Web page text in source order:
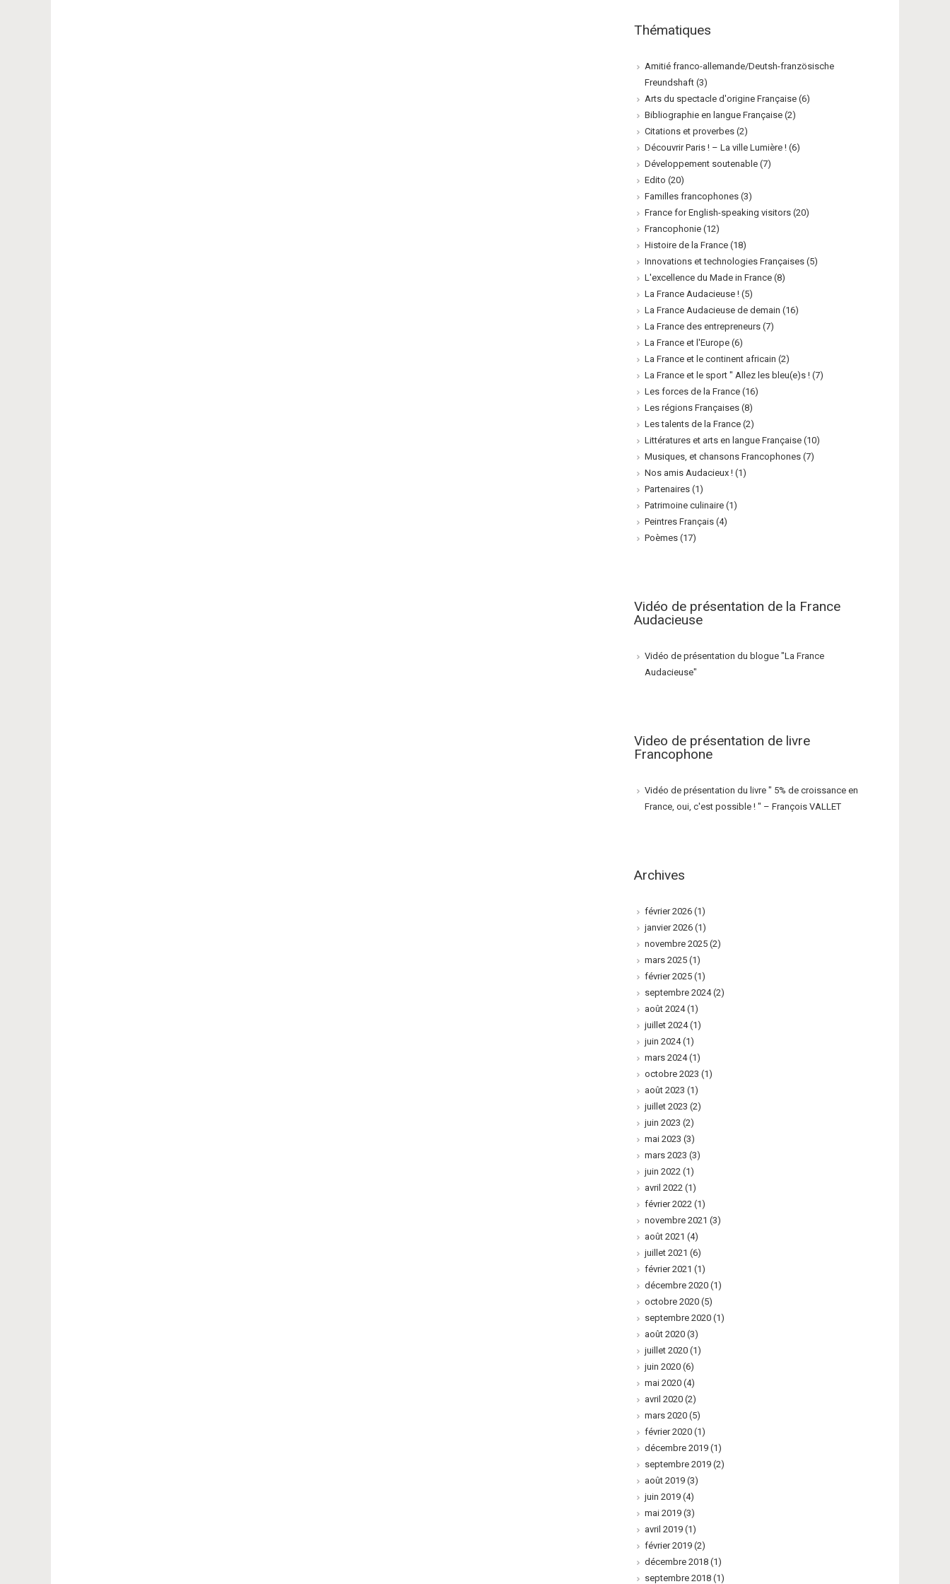
Thématiques
Amitié franco-allemande/Deutsh-französische
Freundshaft (3)
Arts du spectacle d'origine Française (6)
Bibliographie en langue Française (2)
Citations et proverbes (2)
Découvrir Paris ! – La ville Lumière ! (6)
Développement soutenable (7)
Edito (20)
Familles francophones (3)
France for English-speaking visitors (20)
Francophonie (12)
Histoire de la France (18)
Innovations et technologies Françaises (5)
L'excellence du Made in France (8)
La France Audacieuse ! (5)
La France Audacieuse de demain (16)
La France des entrepreneurs (7)
La France et l'Europe (6)
La France et le continent africain (2)
La France et le sport " Allez les bleu(e)s ! (7)
Les forces de la France (16)
Les régions Françaises (8)
Les talents de la France (2)
Littératures et arts en langue Française (10)
Musiques, et chansons Francophones (7)
Nos amis Audacieux ! (1)
Partenaires (1)
Patrimoine culinaire (1)
Peintres Français (4)
Poèmes (17)
Vidéo de présentation de la France
Audacieuse
Vidéo de présentation du blogue "La France
Audacieuse"
Video de présentation de livre
Francophone
Vidéo de présentation du livre " 5% de croissance en
France, oui, c'est possible ! " – François VALLET
Archives
février 2026 (1)
janvier 2026 (1)
novembre 2025 (2)
mars 2025 (1)
février 2025 (1)
septembre 2024(2)
août 2024(1)
juillet 2024(1)
juin 2024(1)
mars 2024(1)
octobre 2023 (1)
août 2023 (1)
juillet 2023 (2)
juin 2023 (2)
mai 2023 (3)
mars 2023 (3)
juin 2022 (1)
avril 2022 (1)
février 2022 (1)
novembre 2021 (3)
août 2021 (4)
juillet 2021 (6)
février 2021 (1)
décembre 2020 (1)
octobre 2020 (5)
septembre 2020 (1)
août 2020 (3)
juillet 2020 (1)
juin 2020 (6)
mai 2020 (4)
avril 2020 (2)
mars 2020 (5)
février 2020 (1)
décembre 2019 (1)
septembre 2019 (2)
août 2019 (3)
juin 2019 (4)
mai 2019 (3)
avril 2019 (1)
février 2019 (2)
décembre 2018 (1)
septembre 2018 (1)